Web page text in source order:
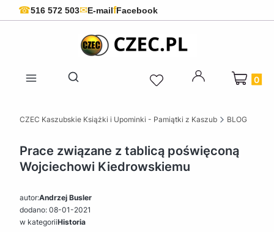
☎516 572 503✉E-mailfFacebook
Otwórz wyszukiwarkę
Produkty
CZEC Kaszubskie Książki i Upominki - Pamiątki z Kaszub BLOG
Prace związane z tablicą poświęconą
Wojciechowi Kiedrowskiemu
autor:Andrzej Busler
dodano: 08-01-2021
w kategoriiHistoria